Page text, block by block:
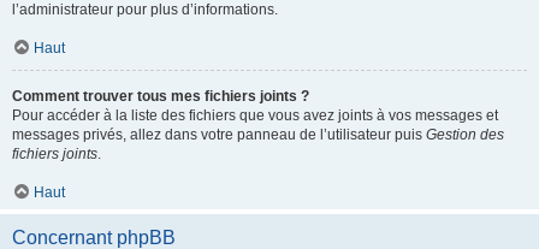
l’administrateur pour plus d’informations.
Haut
Comment trouver tous mes fichiers joints ?
Pour accéder à la liste des fichiers que vous avez joints à vos messages et
messages privés, allez dans votre panneau de l’utilisateur puis Gestion des
fichiers joints.
Haut
Concernant phpBB